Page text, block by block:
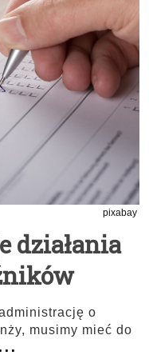
pixabay
działania
o
musimy mieć do